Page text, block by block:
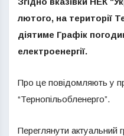
лютого, на території
діятиме Графік
електроенергії.
Про це повідомляють у
“Тернопільобленерго”.
Переглянути актуальний